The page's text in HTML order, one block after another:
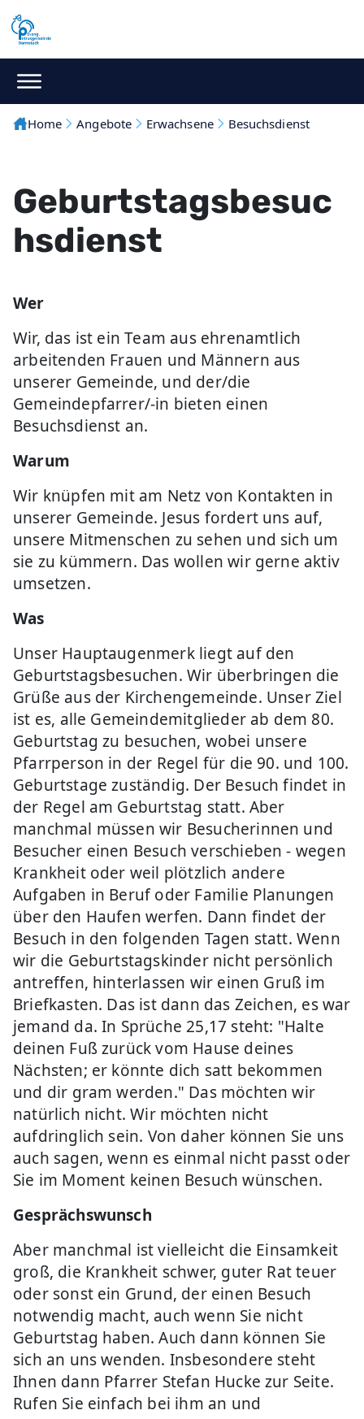
Home Angebote Erwachsene Besuchsdienst
Geburtstagsbesuc
hsdienst
Wer
Wir, das ist ein Team aus ehrenamtlich
arbeitenden Frauen und Männern aus
unserer Gemeinde, und der/die
Gemeindepfarrer/-in bieten einen
Besuchsdienst an.
Warum
Wir knüpfen mit am Netz von Kontakten in
unserer Gemeinde. Jesus fordert uns auf,
unsere Mitmenschen zu sehen und sich um
sie zu kümmern. Das wollen wir gerne aktiv
umsetzen.
Was
Unser Hauptaugenmerk liegt auf den
Geburtstagsbesuchen. Wir überbringen die
Grüße aus der Kirchengemeinde. Unser Ziel
ist es, alle Gemeindemitglieder ab dem 80.
Geburtstag zu besuchen, wobei unsere
Pfarrperson in der Regel für die 90. und 100.
Geburtstage zuständig. Der Besuch findet in
der Regel am Geburtstag statt. Aber
manchmal müssen wir Besucherinnen und
Besucher einen Besuch verschieben - wegen
Krankheit oder weil plötzlich andere
Aufgaben in Beruf oder Familie Planungen
über den Haufen werfen. Dann findet der
Besuch in den folgenden Tagen statt. Wenn
wir die Geburtstagskinder nicht persönlich
antreffen, hinterlassen wir einen Gruß im
Briefkasten. Das ist dann das Zeichen, es war
jemand da. In Sprüche 25,17 steht: "Halte
deinen Fuß zurück vom Hause deines
Nächsten; er könnte dich satt bekommen
und dir gram werden." Das möchten wir
natürlich nicht. Wir möchten nicht
aufdringlich sein. Von daher können Sie uns
auch sagen, wenn es einmal nicht passt oder
Sie im Moment keinen Besuch wünschen.
Gesprächswunsch
Aber manchmal ist vielleicht die Einsamkeit
groß, die Krankheit schwer, guter Rat teuer
oder sonst ein Grund, der einen Besuch
notwendig macht, auch wenn Sie nicht
Geburtstag haben. Auch dann können Sie
sich an uns wenden. Insbesondere steht
Ihnen dann Pfarrer Stefan Hucke zur Seite.
Rufen Sie einfach bei ihm an und